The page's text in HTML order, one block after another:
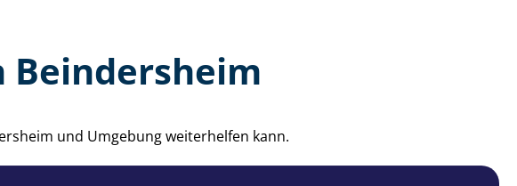
Beindersheim
und Umgebung weiterhelfen kann.